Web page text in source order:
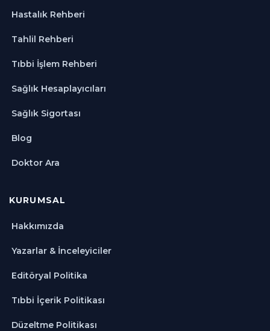
Hastalık Rehberi
Tahlil Rehberi
Tıbbi İşlem Rehberi
Sağlık Hesaplayıcıları
Sağlık Sigortası
Blog
Doktor Ara
KURUMSAL
Hakkımızda
Yazarlar & İnceleyiciler
Editöryal Politika
Tıbbi İçerik Politikası
Düzeltme Politikası